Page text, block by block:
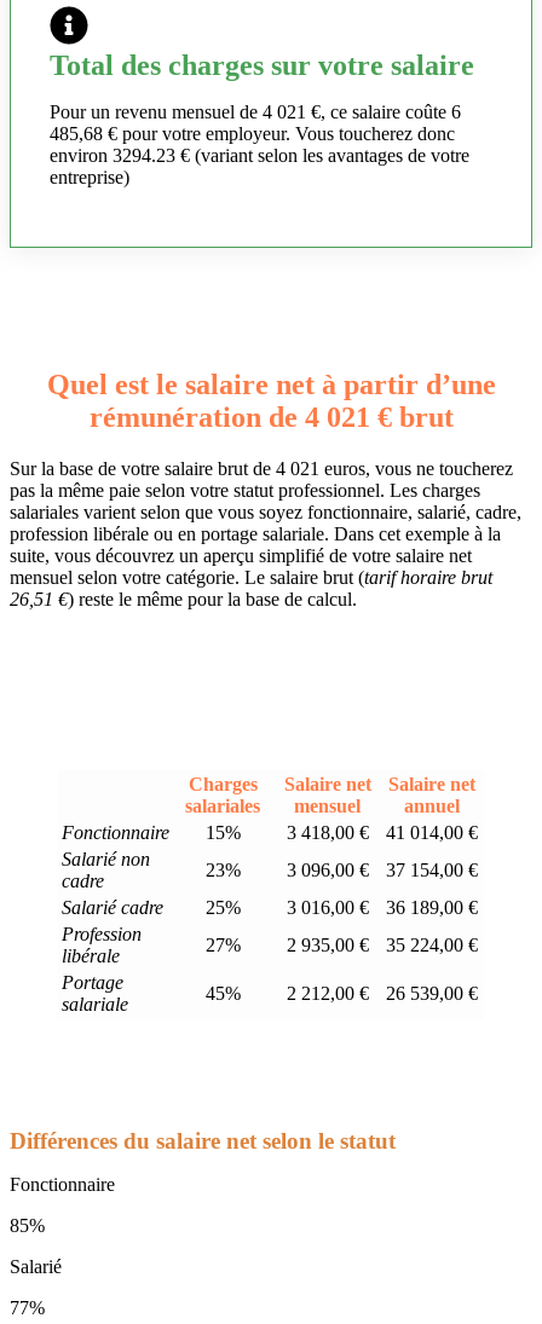
Total des charges sur votre salaire
Pour un revenu mensuel de 4 021 €, ce salaire coûte 6
485,68 € pour votre employeur. Vous toucherez donc
environ 3294.23 € (variant selon les avantages de votre
entreprise)
Quel est le salaire net à partir d’une
rémunération de 4 021 € brut
Sur la base de votre salaire brut de 4 021 euros, vous ne toucherez
pas la même paie selon votre statut professionnel. Les charges
salariales varient selon que vous soyez fonctionnaire, salarié, cadre,
profession libérale ou en portage salariale. Dans cet exemple à la
suite, vous découvrez un aperçu simplifié de votre salaire net
mensuel selon votre catégorie. Le salaire brut (tarif horaire brut
26,51 €) reste le même pour la base de calcul.
Charges
salariales
Salaire net
mensuel
Salaire net
annuel
Fonctionnaire
15% 3 418,00 €
41 014,00 €
Salarié non
cadre
23% 3 096,00 €
37 154,00 €
Salarié cadre
25% 3 016,00 €
36 189,00 €
Profession
libérale
27% 2 935,00 €
35 224,00 €
Portage
salariale
45% 2 212,00 € 26 539,00 €
Différences du salaire net selon le statut
Fonctionnaire
85%
Salarié
77%